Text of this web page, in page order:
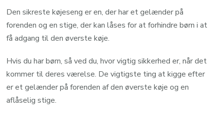
Den sikreste køjeseng er en, der har et gelænder på
forenden og en stige, der kan låses for at forhindre børn i at
få adgang til den øverste køje.
Hvis du har børn, så ved du, hvor vigtig sikkerhed er, når det
kommer til deres værelse. De vigtigste ting at kigge efter
er et gelænder på forenden af den øverste køje og en
aflåselig stige.